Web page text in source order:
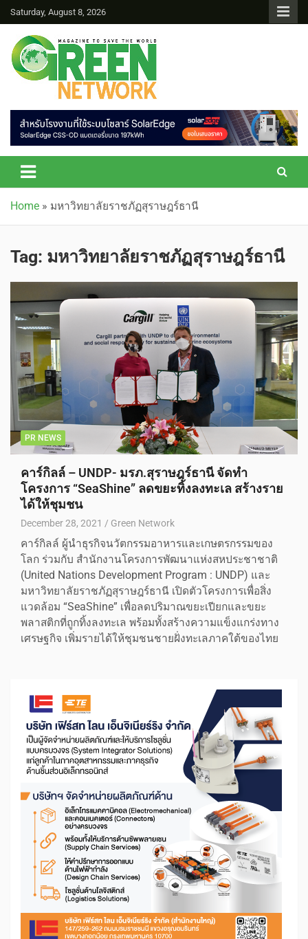
Saturday, August 8, 2026
Green Network
Home » มหาวิทยาลัยราชภัฏสุราษฎร์ธานี
Tag: มหาวิทยาลัยราชภัฏสุราษฎร์ธานี
PR NEWS
คาร์กิลล์ – UNDP- มรภ.สุราษฎร์ธานี จัดทำ
โครงการ “SeaShine” ลดขยะทิ้งลงทะเล สร้างราย
ได้ให้ชุมชน
December 28, 2021 Green Network
คาร์กิลล์ ผู้นำธุรกิจนวัตกรรมอาหารและเกษตรกรรมของ
โลก ร่วมกับ สำนักงานโครงการพัฒนาแห่งสหประชาชาติ
(United Nations Development Program : UNDP) และ
มหาวิทยาลัยราชภัฏสุราษฎร์ธานี เปิดตัวโครงการเพื่อสิ่ง
แวดล้อม “SeaShine” เพื่อลดปริมาณขยะเปียกและขยะ
พลาสติกที่ถูกทิ้งลงทะเล พร้อมทั้งสร้างความแข็งแกร่งทาง
เศรษฐกิจ เพิ่มรายได้ให้ชุมชนชายฝั่งทะเลภาคใต้ของไทย